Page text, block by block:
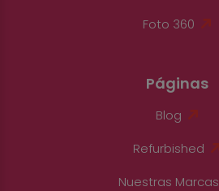
Foto 360
Páginas
Blog
Refurbished
Nuestras Marcas